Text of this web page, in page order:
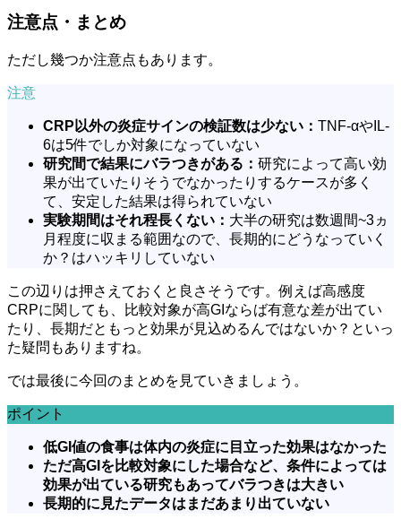
注意点・まとめ
ただし幾つか注意点もあります。
注意
CRP以外の炎症サインの検証数は少ない： TNF-αやIL-
6は5件でしか対象になっていない
研究間で結果にバラつきがある： 研究によって高い効
果が出ていたりそうでなかったりするケースが多く
て、安定した結果は得られていない
実験期間はそれ程長くない： 大半の研究は数週間~3ヵ
月程度に収まる範囲なので、長期的にどうなっていく
か？はハッキリしていない
この辺りは押さえておくと良さそうです。例えば高感度
CRPに関しても、比較対象が高GIならば有意な差が出てい
たり、長期だともっと効果が見込めるんではないか？といっ
た疑問もありますね。
では最後に今回のまとめを見ていきましょう。
ポイント
低GI値の食事は体内の炎症に目立った効果はなかった
ただ高GIを比較対象にした場合など、条件によっては
効果が出ている研究もあってバラつきは大きい
長期的に見たデータはまだあまり出ていない